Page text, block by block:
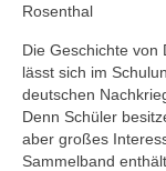
Rosenthal
Die Geschichte von
lässt sich im
deutschen
Denn Schüler
aber großes
Sammelband